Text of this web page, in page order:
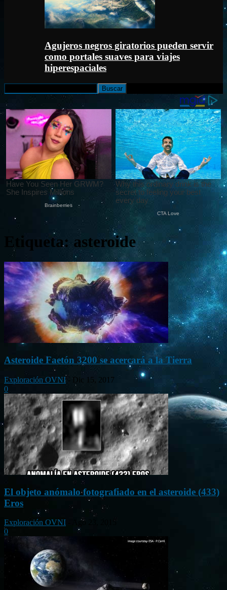
Agujeros negros giratorios pueden servir
como portales suaves para viajes
hiperespaciales
Etiqueta: asteroide
Asteroide Faetón 3200 se acercará a la Tierra
Exploración OVNI - Dic 15, 2017
0
El objeto anómalo fotografiado en el asteroide (433)
Eros
Exploración OVNI
Ago 23, 2015
0